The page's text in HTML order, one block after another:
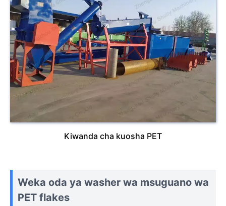
Kiwanda cha kuosha PET
Weka oda ya washer wa msuguano wa
PET flakes